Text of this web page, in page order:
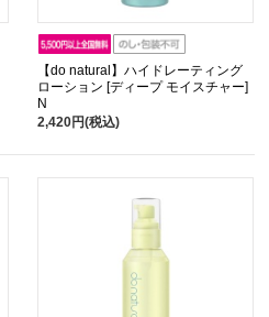
【do natural】ハイドレーティング
ローション [ディープ モイスチャー]
N
2,420円(税込)